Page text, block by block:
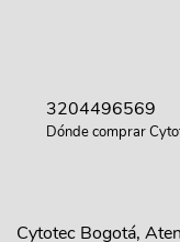
3204496569
Dónde comprar
Cytotec Bogotá,